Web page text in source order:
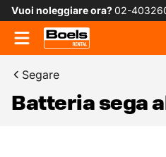
Vuoi noleggiare ora?02-
Segare
Batteria sega